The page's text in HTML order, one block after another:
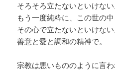
そろそろ立たないといけない
もう一度純粋に、この世の
その心で立たないといけない
善意と愛と調和の精神で。
宗教は悪いもののように言わ